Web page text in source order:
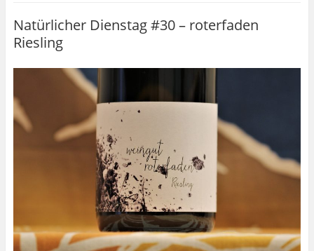
Natürlicher Dienstag #30 – roterfaden
Riesling